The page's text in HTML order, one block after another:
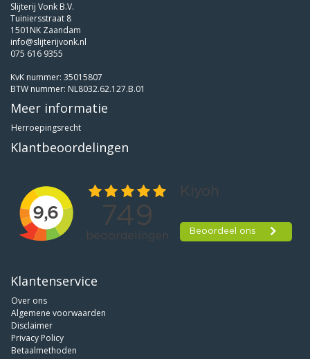
Slijterij Vonk B.V.
Tuiniersstraat 8
1501NK Zaandam
info@slijterijvonk.nl
075 616 9355
KvK nummer: 35015807
BTW nummer: NL8032.62.127.B.01
Meer informatie
Herroepingsrecht
Klantbeoordelingen
Klantenservice
Over ons
Algemene voorwaarden
Disclaimer
Privacy Policy
Betaalmethoden